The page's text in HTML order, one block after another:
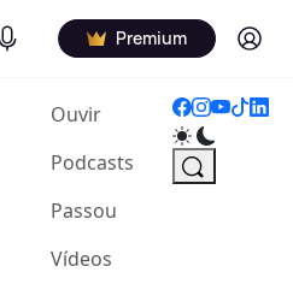
Podcasts Premium Log in
Ouvir(current)
Podcasts
Passou
Vídeos